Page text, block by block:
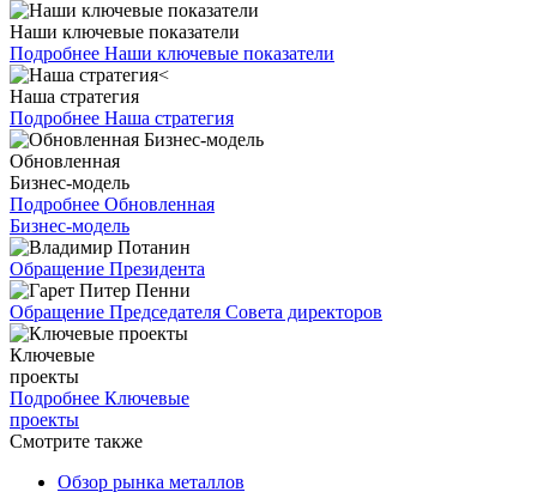
Наши ключевые показатели
Подробнее Наши ключевые показатели
Наша стратегия
Подробнее Наша стратегия
Обновленная
Бизнес-модель
Подробнее Обновленная
Бизнес-модель
Обращение Президента
Обращение Председателя Совета директоров
Ключевые
проекты
Подробнее Ключевые
проекты
Смотрите также
Обзор рынка металлов